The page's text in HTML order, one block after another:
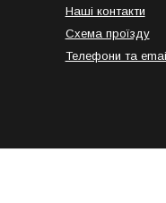
Наші контакти
Схема проїзду
Телефони та